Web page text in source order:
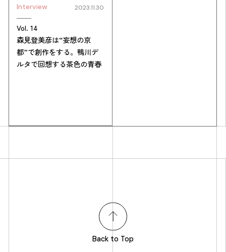
Interview 2023.11.30
Vol. 14
森見登美彦は“妄想の京
都”で創作をする。鴨川デ
ルタで回想する茶色の青春
Back to Top